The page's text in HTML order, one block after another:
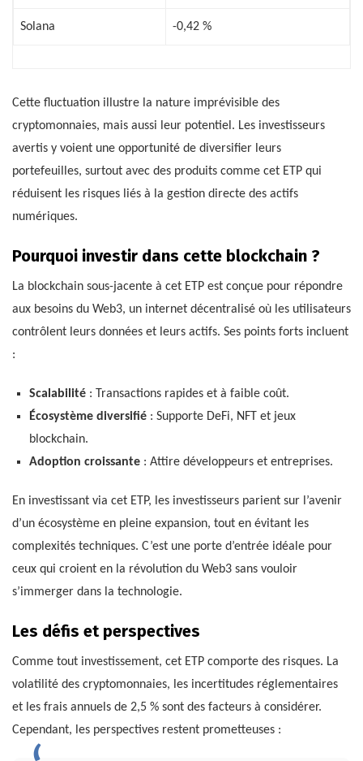
Solana -0,42 %
Cette fluctuation illustre la nature imprévisible des
cryptomonnaies, mais aussi leur potentiel. Les investisseurs
avertis y voient une opportunité de diversifier leurs
portefeuilles, surtout avec des produits comme cet ETP qui
réduisent les risques liés à la gestion directe des actifs
numériques.
Pourquoi investir dans cette blockchain ?
La blockchain sous-jacente à cet ETP est conçue pour répondre
aux besoins du Web3, un internet décentralisé où les utilisateurs
contrôlent leurs données et leurs actifs. Ses points forts incluent
:
Scalabilité: Transactions rapides et à faible coût.
Écosystème diversifié: Supporte DeFi, NFT et jeux
blockchain.
Adoption croissante: Attire développeurs et entreprises.
En investissant via cet ETP, les investisseurs parient sur l’avenir
d’un écosystème en pleine expansion, tout en évitant les
complexités techniques. C’est une porte d’entrée idéale pour
ceux qui croient en la révolution du Web3 sans vouloir
s’immerger dans la technologie.
Les défis et perspectives
Comme tout investissement, cet ETP comporte des risques. La
volatilité des cryptomonnaies, les incertitudes réglementaires
et les frais annuels de 2,5 % sont des facteurs à considérer.
Cependant, les perspectives restent prometteuses :